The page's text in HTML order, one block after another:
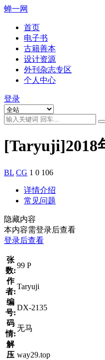
蝉一网
首页
电子书
古籍善本
设计资源
外刊杂志专区
个人中心
登录
[Taryuji]2018
BL CG 1 0 106
详情介绍
常见问题
隐藏内容
本内容需登录后查看
登录后查看
张
数:
99 P
作
者:
Taryuji
编
号:
DX-2135
码
情:
无马
解
压 way29.top